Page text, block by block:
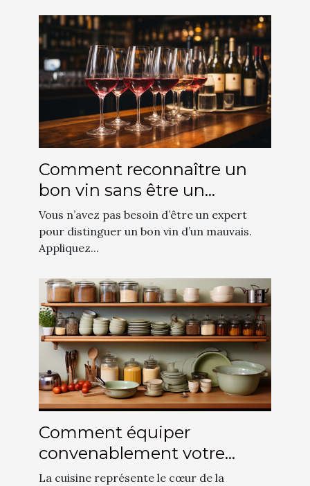
Comment reconnaître un
bon vin sans être un
spécialiste ?
Vous n’avez pas besoin d’être un expert
pour distinguer un bon vin d’un mauvais.
Appliquez...
Comment équiper
convenablement votre
cuisine ?
La cuisine représente le cœur de la